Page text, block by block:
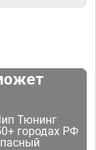
Тюнинг
городах РФ